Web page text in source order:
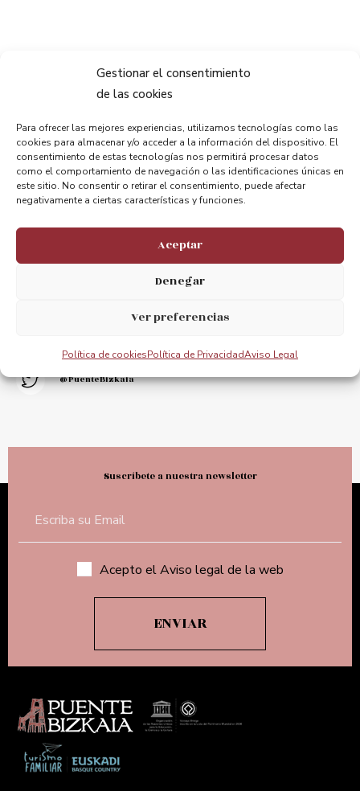
Gestionar el consentimiento
de las cookies
Para ofrecer las mejores experiencias, utilizamos tecnologías como las
cookies para almacenar y/o acceder a la información del dispositivo. El
consentimiento de estas tecnologías nos permitirá procesar datos
como el comportamiento de navegación o las identificaciones únicas en
este sitio. No consentir o retirar el consentimiento, puede afectar
negativamente a ciertas características y funciones.
Aceptar
Denegar
Ver preferencias
Política de cookiesPolítica de PrivacidadAviso Legal
Mantente conectado.
Apreciamos tu opinión
@PuenteBizkaia
Suscríbete a nuestra newsletter
Acepto el Aviso legal de la web